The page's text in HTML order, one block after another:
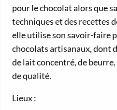
pour le chocolat alors que
techniques et des recettes
elle utilise son savoir-faire
chocolats artisanaux, dont
de lait concentré, de
de qualité.
Lieux :